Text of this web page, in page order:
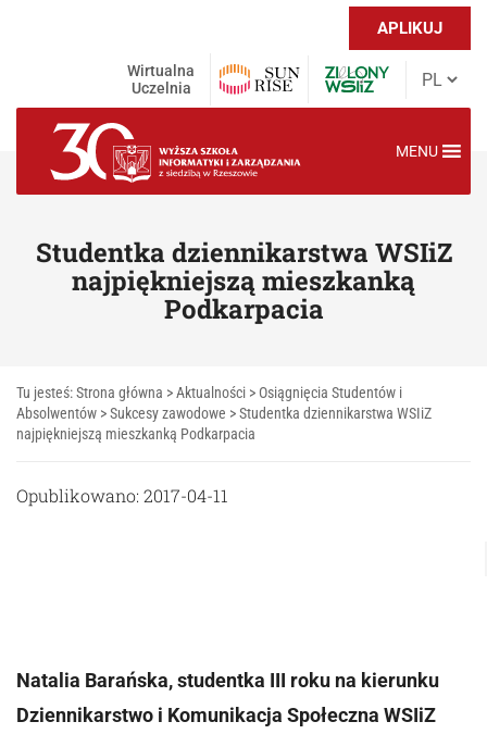
APLIKUJ
Wirtualna
Uczelnia
MENU
Studentka dziennikarstwa WSIiZ
najpiękniejszą mieszkanką
Podkarpacia
Tu jesteś:Strona główna >Aktualności > Osiągnięcia Studentów i
Absolwentów >Sukcesy zawodowe >Studentka dziennikarstwa WSIiZ
najpiękniejszą mieszkanką Podkarpacia
Opublikowano: 2017-04-11
Natalia Barańska, studentka III roku na kierunku
Dziennikarstwo i Komunikacja Społeczna WSIiZ